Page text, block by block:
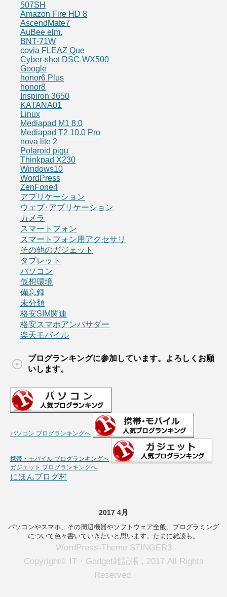
507SH
Amazon Fire HD 8
AscendMate7
AuBee elm.
BNT-71W
covia FLEAZ Que
Cyber-shot DSC-WX500
Google
honor6 Plus
honor8
Inspiron 3650
KATANA01
Linux
Mediapad M1 8.0
Mediapad T2 10.0 Pro
nova lite 2
Polaroid pigu
Thinkpad X230
Windows10
WordPress
ZenFone4
アプリケーション
ウェブ･アプリケーション
カメラ
スマートフォン
スマートフォン用アクセサリ
その他のガジェット
タブレット
パソコン
仮想環境
備忘録
未分類
格安SIM関連
格安スマホアンバサダー
楽天モバイル
ブログランキングに参加しています。よろしくお願
いします。
パソコン ブログランキングへ
携帯・モバイル ブログランキングへ
ガジェット ブログランキングへ
にほんブログ村
2017 4月
パソコンやスマホ、その周辺機器やソフトウェア全般、プログラミング
について色々書いていきたいと思います。たまに雑談も。
WordPress-Theme STINGER3
Copyright© IT・Gadget雑記帳 , 2017 All Rights
Reserved.